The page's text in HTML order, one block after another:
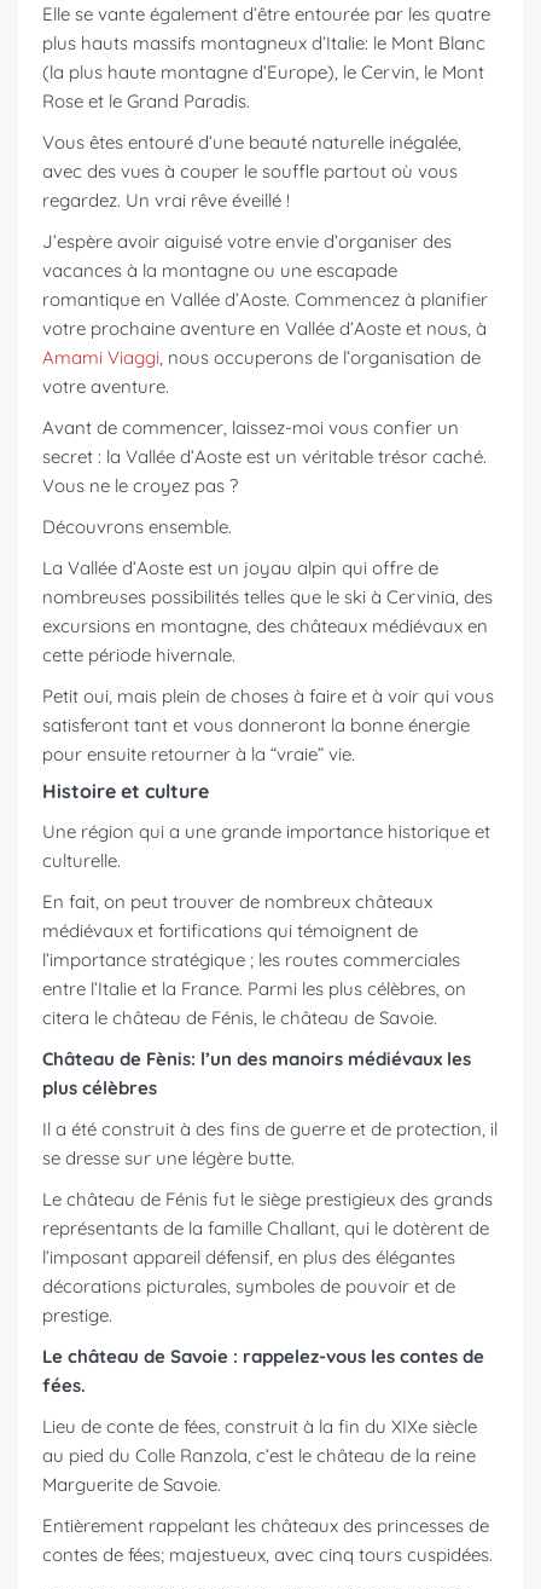
Elle se vante également d’être entourée par les quatre
plus hauts massifs montagneux d’Italie: le Mont Blanc
(la plus haute montagne d’Europe), le Cervin, le Mont
Rose et le Grand Paradis.
Vous êtes entouré d’une beauté naturelle inégalée,
avec des vues à couper le souffle partout où vous
regardez. Un vrai rêve éveillé !
J’espère avoir aiguisé votre envie d’organiser des
vacances à la montagne ou une escapade
romantique en Vallée d’Aoste. Commencez à planifier
votre prochaine aventure en Vallée d’Aoste et nous, à
Amami Viaggi, nous occuperons de l’organisation de
votre aventure.
Avant de commencer, laissez-moi vous confier un
secret : la Vallée d’Aoste est un véritable trésor caché.
Vous ne le croyez pas ?
Découvrons ensemble.
La Vallée d’Aoste est un joyau alpin qui offre de
nombreuses possibilités telles que le ski à Cervinia, des
excursions en montagne, des châteaux médiévaux en
cette période hivernale.
Petit oui, mais plein de choses à faire et à voir qui vous
satisferont tant et vous donneront la bonne énergie
pour ensuite retourner à la “vraie” vie.
Histoire et culture
Une région qui a une grande importance historique et
culturelle.
En fait, on peut trouver de nombreux châteaux
médiévaux et fortifications qui témoignent de
l’importance stratégique ; les routes commerciales
entre l’Italie et la France. Parmi les plus célèbres, on
citera le château de Fénis, le château de Savoie.
Château de Fènis: l’un des manoirs médiévaux les
plus célèbres
Il a été construit à des fins de guerre et de protection, il
se dresse sur une légère butte.
Le château de Fénis fut le siège prestigieux des grands
représentants de la famille Challant, qui le dotèrent de
l’imposant appareil défensif, en plus des élégantes
décorations picturales, symboles de pouvoir et de
prestige.
Le château de Savoie : rappelez-vous les contes de
fées.
Lieu de conte de fées, construit à la fin du XIXe siècle
au pied du Colle Ranzola, c’est le château de la reine
Marguerite de Savoie.
Entièrement rappelant les châteaux des princesses de
contes de fées; majestueux, avec cinq tours cuspidées.